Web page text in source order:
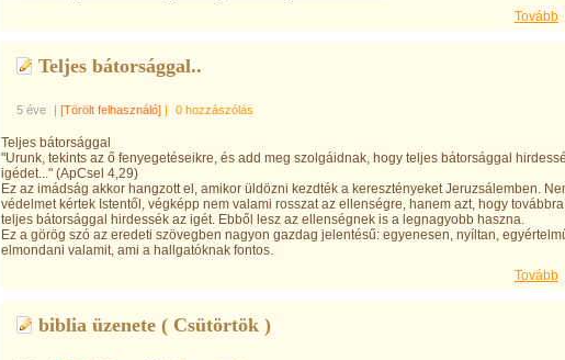
Tovább
Teljes bátorsággal..
5 éve | [Törölt felhasználó] | 0 hozzászólás
Teljes bátorsággal
"Urunk, tekints az ő fenyegetéseikre, és add meg szolgáidnak, hogy teljes bátorsággal
igédet..." (ApCsel 4,29)
Ez az imádság akkor hangzott el, amikor üldözni kezdték a keresztényeket Jeruzsálemben.
védelmet kértek Istentől, végképp nem valami rosszat az ellenségre, hanem azt, hogy
teljes bátorsággal hirdessék az igét. Ebből lesz az ellenségnek is a legnagyobb haszna.
Ez a görög szó az eredeti szövegben nagyon gazdag jelentésű: egyenesen, nyíltan,
elmondani valamit, ami a hallgatóknak fontos.
Tovább
biblia üzenete ( Csütörtök )